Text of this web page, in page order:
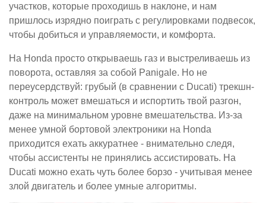
участков, которые проходишь в наклоне, и нам
пришлось изрядно поиграть с регулировками подвесок,
чтобы добиться и управляемости, и комфорта.
На Honda просто открываешь газ и выстреливаешь из
поворота, оставляя за собой Panigale. Но не
переусердствуй: грубый (в сравнении с Ducati) трекшн-
контроль может вмешаться и испортить твой разгон,
даже на минимальном уровне вмешательства. Из-за
менее умной бортовой электроники на Honda
приходится ехать аккуратнее - внимательно следя,
чтобы ассистенты не принялись ассистировать. На
Ducati можно ехать чуть более борзо - учитывая менее
злой двигатель и более умные алгоритмы.